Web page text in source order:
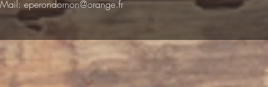
Mail: eperondornon@orange.fr